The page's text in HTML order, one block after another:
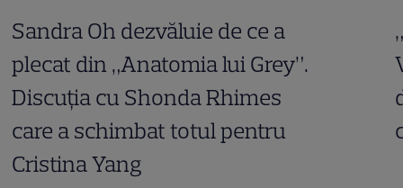
Sandra Oh dezvăluie de ce a
plecat din „Anatomia lui Grey”.
Discuția cu Shonda Rhimes
care a schimbat totul pentru
Cristina Yang